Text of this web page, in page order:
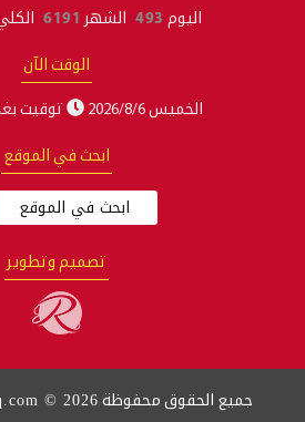
اليوم 493 الشهر 6191
الوقت الآن
الخميس 2026/8/6 توقيت
ابحث في الموقع
تصميم وتطوير
جميع الحقوق محفوظة © 2026